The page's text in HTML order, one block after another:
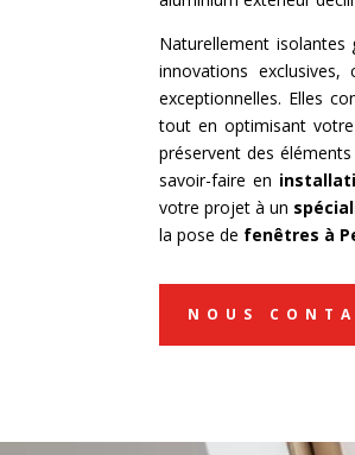
Naturellement
innovations
exceptionnelles. Elles
tout en optimisant votre
préservent des
savoir-faire en
votre projet à un
la pose de fenêtres à
NOUS